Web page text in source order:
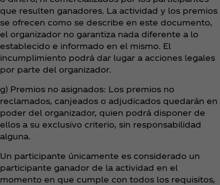
que resulten ganadores. La actividad y los premios
se ofrecen como se describe en este documento,
el organizador no garantiza nada diferente a lo
establecido e informado en el mismo. El
incumplimiento podrá dar lugar a acciones legales
por parte del organizador.
g) Premios no asignados: Los premios no
reclamados, canjeados o adjudicados quedarán en
poder del organizador, quien podrá disponer de
ellos a su exclusivo criterio, sin responsabilidad
alguna.
Un participante únicamente es considerado un
participante ganador de la actividad en el
momento en que cumple con todos los requisitos,